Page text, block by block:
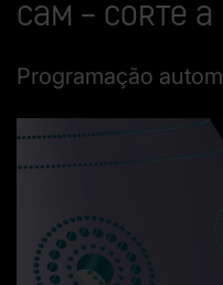
CAM – Corte
Programação